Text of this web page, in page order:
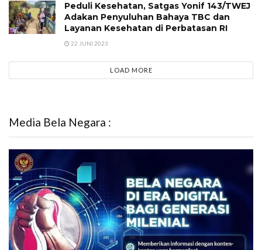
Peduli Kesehatan, Satgas Yonif 143/TWEJ
Adakan Penyuluhan Bahaya TBC dan
Layanan Kesehatan di Perbatasan RI
22 JUNI 2023
LOAD MORE
Media Bela Negara :